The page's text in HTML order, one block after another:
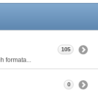
formata...
105
0